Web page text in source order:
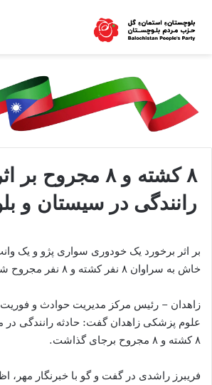
۸ کشته و ۸ مجروح
رانندگی در سیستان و
بر اثر برخورد یک خودوری سواری پژو و یک
خاش به سراوان ۸ نفر کشته و ۸ نفر مجروح شدند.
زاهدان – رئیس مرکز مدیریت حوادث و
علوم پزشکی زاهدان گفت: حادثه رانندگی
۸ کشته و ۸ مجروح برجای گذاشت.
فریبرز راشدی در گفت و گو با خبرنگار مهر،